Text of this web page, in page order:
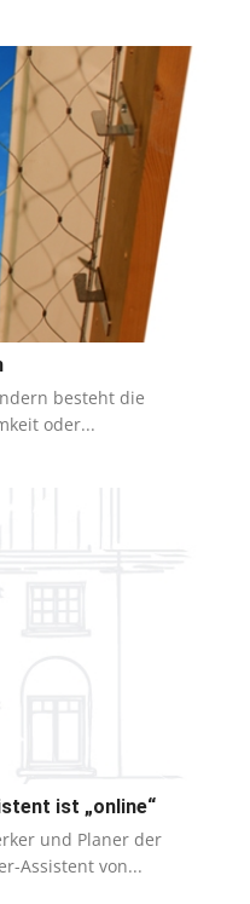
besteht die
oder...
ist „online“
und Planer der
Assistent von...